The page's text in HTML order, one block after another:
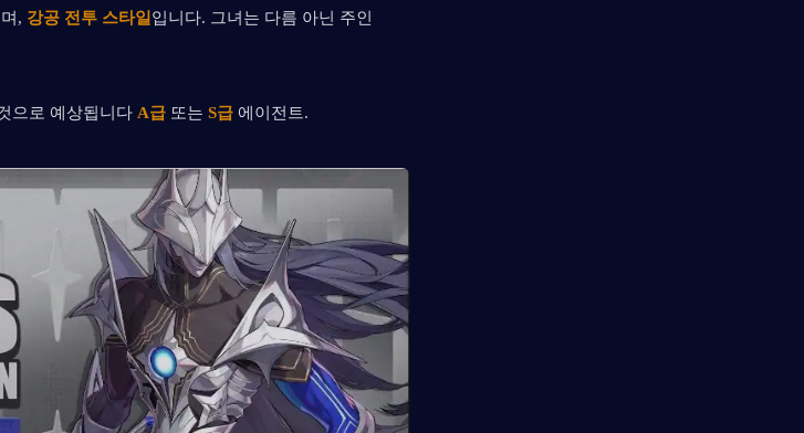
, 강공 전투 스타일 입니다. 그녀는 다름 아닌 주인
으로 예상됩니다 A급 또는 S급 에이전트.